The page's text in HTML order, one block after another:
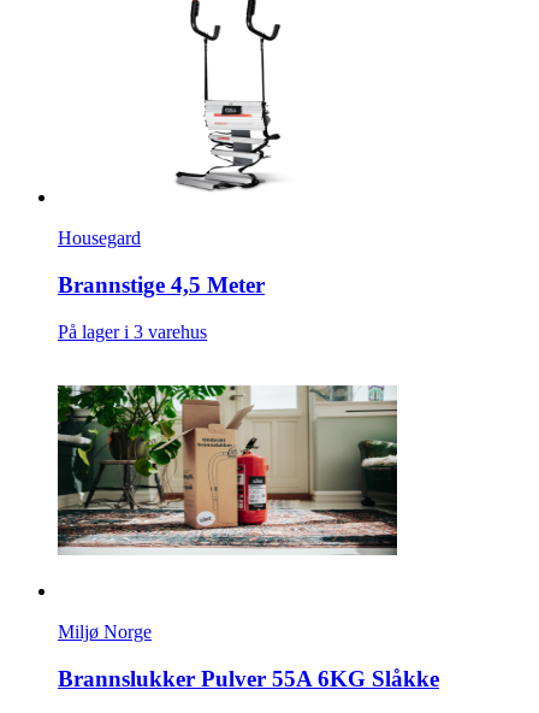
Housegard
Brannstige 4,5 Meter
På lager i 3 varehus
Miljø Norge
Brannslukker Pulver 55A 6KG Slåkke